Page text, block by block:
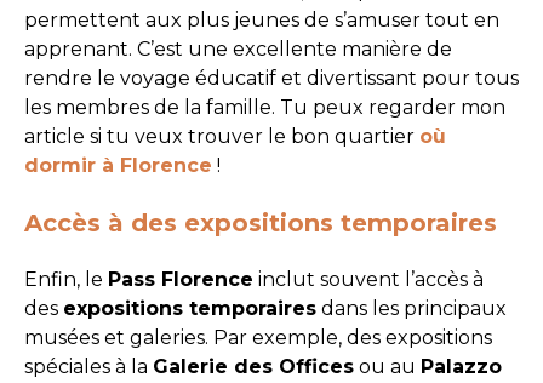
permettent aux plus jeunes de s’amuser tout en
apprenant. C’est une excellente manière de
rendre le voyage éducatif et divertissant pour tous
les membres de la famille. Tu peux regarder mon
article si tu veux trouver le bon quartier où
dormir à Florence !
Accès à des expositions temporaires
Enfin, le Pass Florence inclut souvent l’accès à
des expositions temporaires dans les principaux
musées et galeries. Par exemple, des expositions
spéciales à la Galerie des Offices ou au Palazzo